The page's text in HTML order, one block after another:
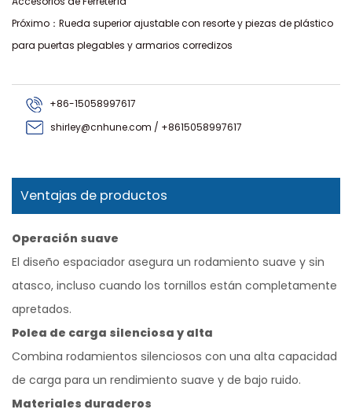
Próximo：Rueda superior ajustable con resorte y piezas de plástico
para puertas plegables y armarios corredizos
+86-15058997617
shirley@cnhune.com / +8615058997617
Ventajas de productos
Operación suave
El diseño espaciador asegura un rodamiento suave y sin
atasco, incluso cuando los tornillos están completamente
apretados.
Polea de carga silenciosa y alta
Combina rodamientos silenciosos con una alta capacidad
de carga para un rendimiento suave y de bajo ruido.
Materiales duraderos